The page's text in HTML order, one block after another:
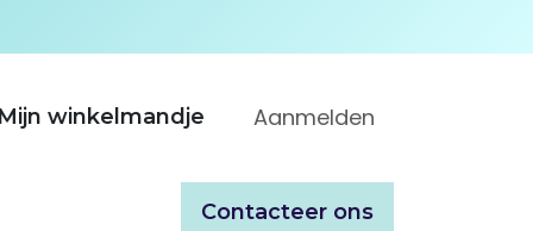
winkelmandje Aanmelden
Over ons Catalogues
​​Contacteer ons